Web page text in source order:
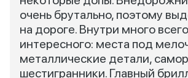
очень брутально, поэтому
на дороге. Внутри много всего
интересного: места под
металлические детали,
шестигранники. Главный